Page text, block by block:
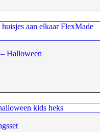
Halloween